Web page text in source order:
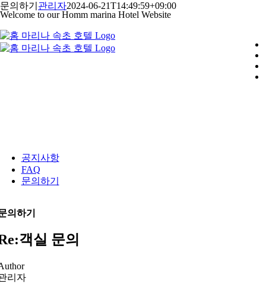
콘
텐
츠
로
건
Welcome to our Homm marina Hotel Website
문의하기 관리자2024-06-21T14:49:59+09:00
공지사항
FAQ
문의하기
의하기
객실 문의
리자